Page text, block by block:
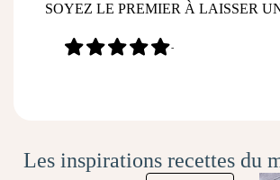
SOYEZ LE PREMIER À LAISSER
-
Les inspirations recettes du